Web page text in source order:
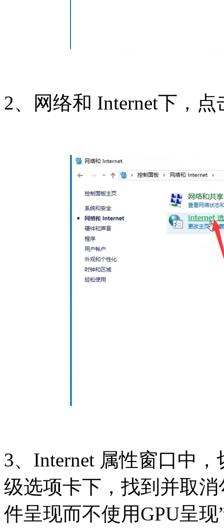
2、网络和 Internet下，点
3、Internet 属性窗口中
级选项卡下，找到并取
件呈现而不使用GPU呈